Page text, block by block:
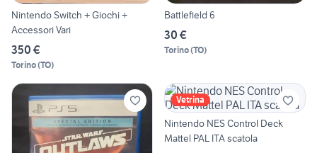
Nintendo Switch + Giochi +
Accessori Vari
350 €
Torino(TO)
Battlefield 6
30 €
Torino(TO)
Vetrina
Nintendo NES Control Deck
Mattel PAL ITA scatola